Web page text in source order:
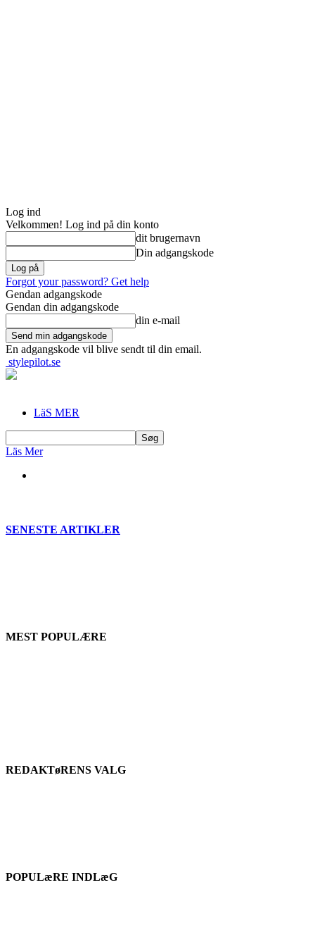
Log ind
Velkommen! Log ind på din konto
dit brugernavn
Din adgangskode
Forgot your password? Get help
Gendan adgangskode
Gendan din adgangskode
din e-mail
En adgangskode vil blive sendt til din email.
stylepilot.se
LäS MER
Läs Mer
SENESTE ARTIKLER
MEST POPULÆRE
REDAKTøRENS VALG
POPULæRE INDLæG